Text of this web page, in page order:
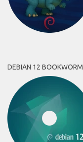
DEBIAN 12 BOOKWORM